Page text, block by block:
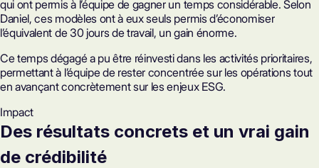
qui ont permis à l’équipe de gagner un temps considérable. Selon
Daniel, ces modèles ont à eux seuls permis d’économiser
l’équivalent de 30 jours de travail, un gain énorme.
Ce temps dégagé a pu être réinvesti dans les activités prioritaires,
permettant à l’équipe de rester concentrée sur les opérations tout
en avançant concrètement sur les enjeux ESG.
Impact
Des résultats concrets et un vrai gain
de crédibilité